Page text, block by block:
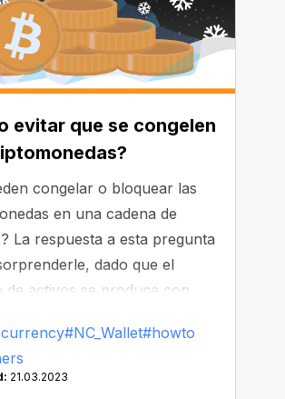
evitar que se congelen
congelar o bloquear las
en una cadena de
La respuesta a esta pregunta
dado que el
de activos se produce con
#NC_Wallet#howto
21.03.2023